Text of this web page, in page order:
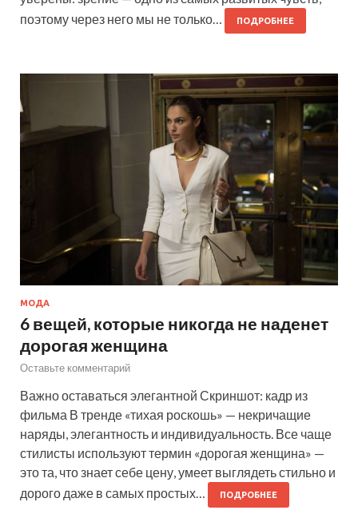
поэтому через него мы не только…
ПОДРОБНЕЕ
МОДА
6 вещей, которые никогда не наденет
дорогая женщина
Оставьте комментарий
Важно оставаться элегантной Скриншот: кадр из
фильма В тренде «тихая роскошь» — некричащие
наряды, элегантность и индивидуальность. Все чаще
стилисты используют термин «дорогая женщина» —
это та, что знает себе цену, умеет выглядеть стильно и
дорого даже в самых простых…
ПОДРОБНЕЕ